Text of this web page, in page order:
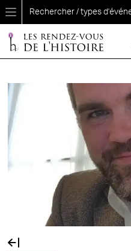
Aller au contenu principal